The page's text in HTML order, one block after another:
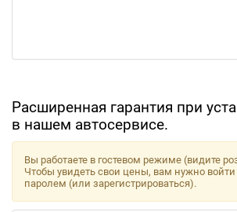
Расширенная гарантия при
в нашем автосервисе.
Вы работаете в гостевом режиме (видите
Чтобы увидеть свои цены, вам нужно
паролем (или зарегистрироваться).